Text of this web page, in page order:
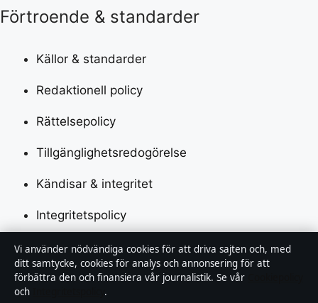
Förtroende & standarder
Källor & standarder
Redaktionell policy
Rättelsepolicy
Tillgänglighetsredogörelse
Kändisar & integritet
Integritetspolicy
Om Saklinjen i korthet
Saklinjen är en oberoende svensk digital nyhetssajt
Vi använder nödvändiga cookies för att driva sajten och, med
ditt samtycke, cookies för analys och annonsering för att
förbättra den och finansiera vår journalistik. Se vår
och
.